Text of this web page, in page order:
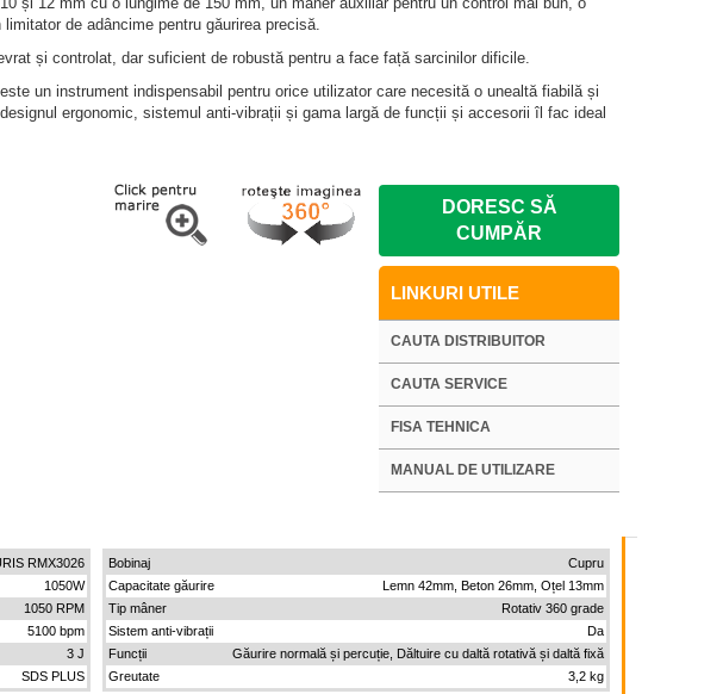
de adâncime pentru găurirea precisă.
și controlat, dar suficient de robustă pentru a face față sarcinilor dificile.
un instrument indispensabil pentru orice utilizator care necesită o unealtă fiabilă și
ergonomic, sistemul anti-vibrații și gama largă de funcții și accesorii îl fac ideal
DORESC SĂ
CUMPĂR
LINKURI UTILE
CAUTA DISTRIBUITOR
CAUTA SERVICE
FISA TEHNICA
MANUAL DE UTILIZARE
RMX3026
1050W
1050 RPM
5100 bpm
3 J
SDS PLUS
Bobinaj
Cupru
Capacitate găurire
Lemn 42mm, Beton 26mm, Oțel 13mm
Tip mâner
Rotativ 360 grade
Sistem anti-vibrații
Da
Funcții
Găurire normală și percuție, Dăltuire cu daltă rotativă și daltă fixă
Greutate
3,2 kg